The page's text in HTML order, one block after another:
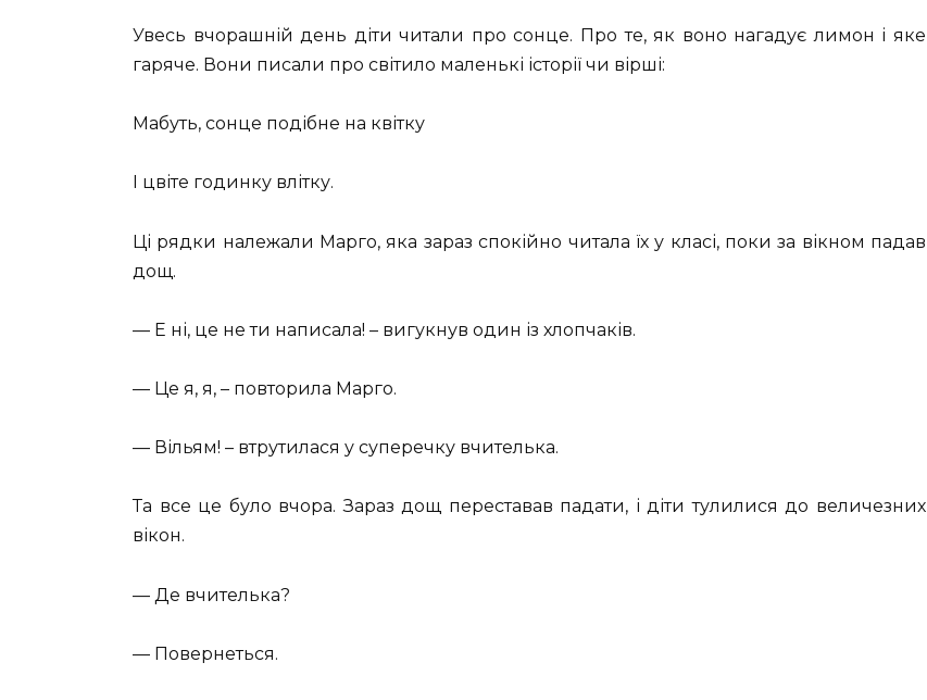
Увесь вчорашній день діти читали про сонце. Про те, як воно нагадує лимон і яке
гаряче. Вони писали про світило маленькі історії чи вірші:
Мабуть, сонце подібне на квітку
І цвіте годинку влітку.
Ці рядки належали Марго, яка зараз спокійно читала їх у класі, поки за вікном падав
дощ.
— Е ні, це не ти написала! – вигукнув один із хлопчаків.
— Це я, я, – повторила Марго.
— Вільям! – втрутилася у суперечку вчителька.
Та все це було вчора. Зараз дощ переставав падати, і діти тулилися до величезних
вікон.
— Де вчителька?
— Повернеться.